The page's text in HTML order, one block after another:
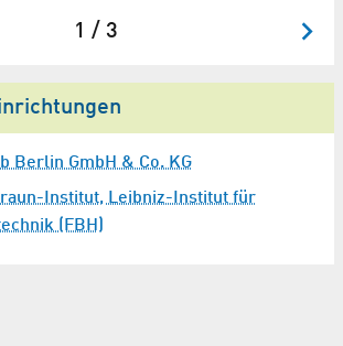
1 / 3
Berlin GmbH & Co. KG
Institut, Leibniz-Institut für
(FBH)